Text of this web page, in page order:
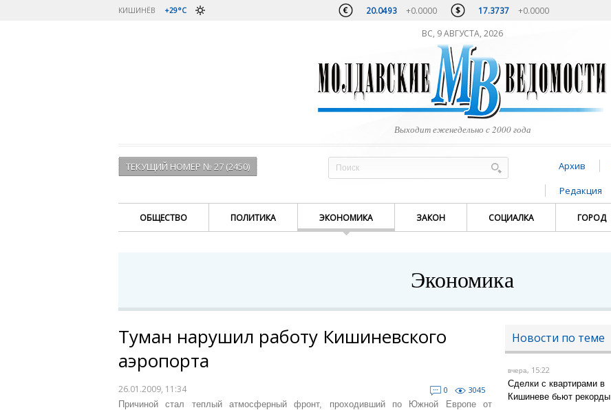
КИШИНЁВ +29°C 20.0493 +0.0000 17.3737 +0.0000
ВС, 9 АВГУСТА, 2026
Выходит еженедельно с 2000 года
ТЕКУЩИЙ НОМЕР № 27 (2450) Архив
Редакция
ОБЩЕСТВО ПОЛИТИКА ЭКОНОМИКА ЗАКОН СОЦИАЛКА ГОРОД
Экономика
Туман нарушил работу Кишиневского
аэропорта
26.01.2009, 11:34 0
3045
Причиной стал теплый атмосферный фронт, проходивший по Южной Европе от
Новости по теме
вчера, 15:22
Сделки с квартирами в
Кишиневе бьют рекорды